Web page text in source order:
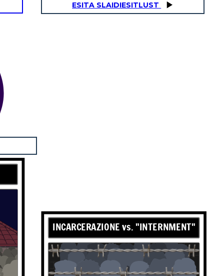
ESITA SLAIDIESITLUST
INCARCERAZIONE vs. "INTERNMENT"